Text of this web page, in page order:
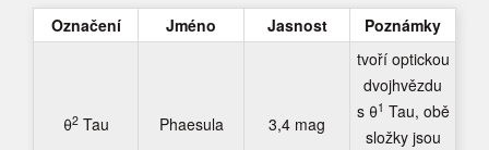
Označení Jméno Jasnost Poznámky
θ2Tau Phaesula 3,4 mag
tvoří optickou
dvojhvězdu
s θ1 Tau, obě
složky jsou